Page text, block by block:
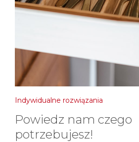
Indywidualne rozwiązania
Powiedz nam czego
potrzebujesz!